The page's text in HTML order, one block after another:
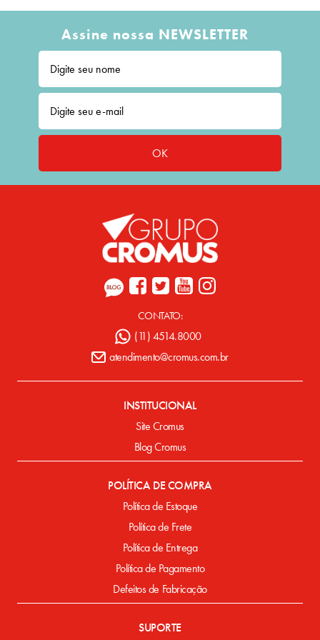
Assine nossa NEWSLETTER
OK
CONTATO:
(11) 4514.8000
atendimento@cromus.com.br
INSTITUCIONAL
Site Cromus
Blog Cromus
POLÍTICA DE COMPRA
Política de Estoque
Política de Frete
Política de Entrega
Política de Pagamento
Defeitos de Fabricação
SUPORTE